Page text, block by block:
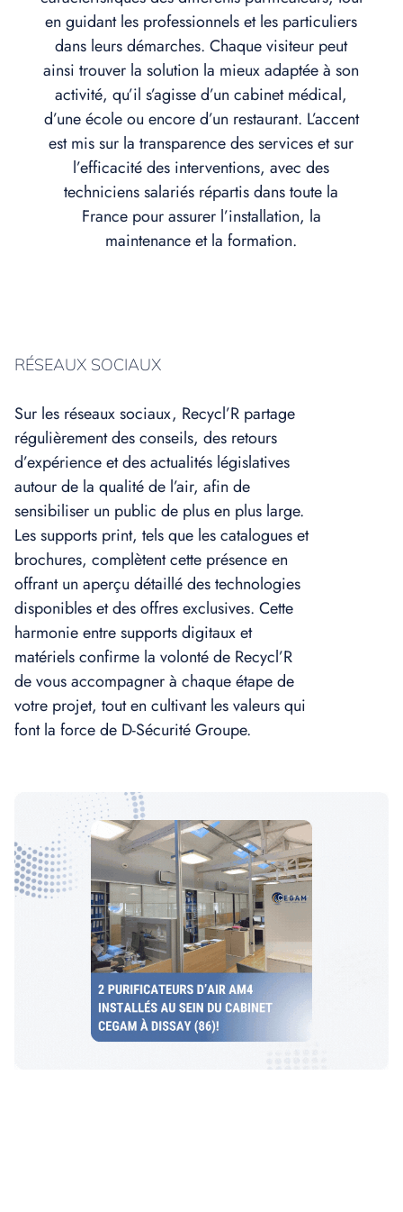
en guidant les professionnels et les particuliers
dans leurs démarches. Chaque visiteur peut
ainsi trouver la solution la mieux adaptée à son
activité, qu’il s’agisse d’un cabinet médical,
d’une école ou encore d’un restaurant. L’accent
est mis sur la transparence des services et sur
l’efficacité des interventions, avec des
techniciens salariés répartis dans toute la
France pour assurer l’installation, la
maintenance et la formation.
RÉSEAUX SOCIAUX
Sur les réseaux sociaux, Recycl’R partage
régulièrement des conseils, des retours
d’expérience et des actualités législatives
autour de la qualité de l’air, afin de
sensibiliser un public de plus en plus large.
Les supports print, tels que les catalogues et
brochures, complètent cette présence en
offrant un aperçu détaillé des technologies
disponibles et des offres exclusives. Cette
harmonie entre supports digitaux et
matériels confirme la volonté de Recycl’R
de vous accompagner à chaque étape de
votre projet, tout en cultivant les valeurs qui
font la force de D-Sécurité Groupe.